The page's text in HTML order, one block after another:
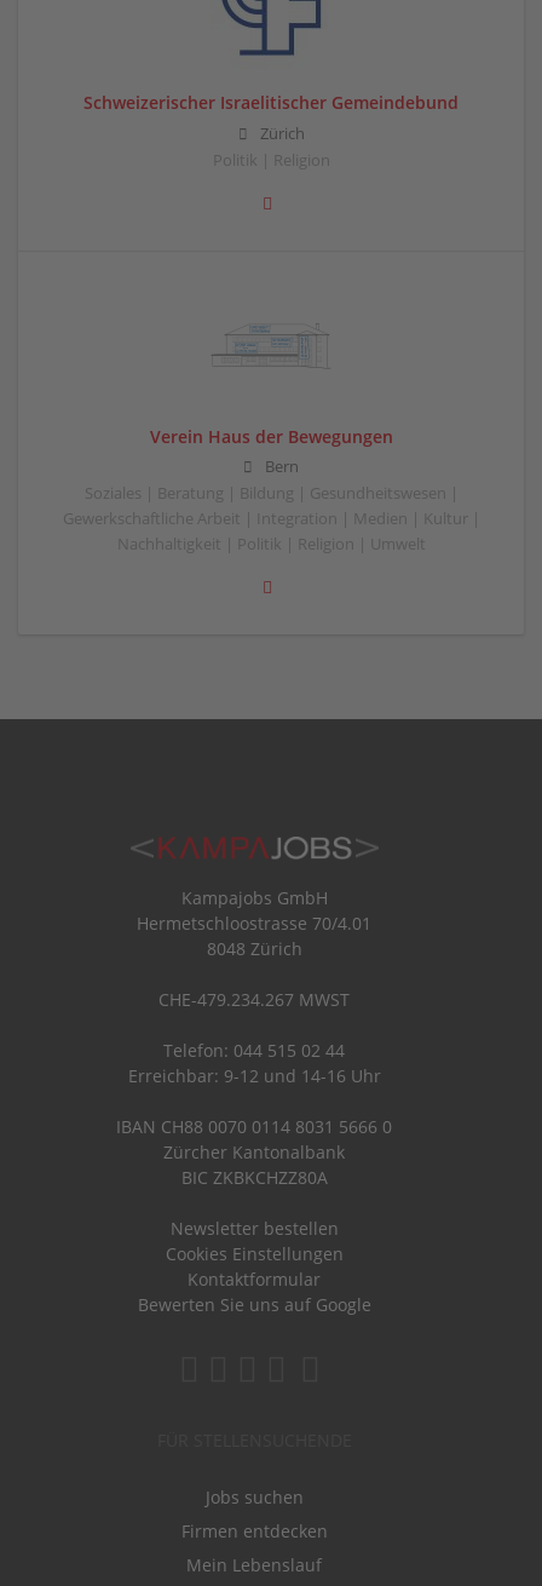
Schweizerischer Israelitischer Gemeindebund
Zürich
Politik | Religion
Verein Haus der Bewegungen
Bern
Soziales | Beratung | Bildung | Gesundheitswesen |
Gewerkschaftliche Arbeit | Integration | Medien | Kultur |
Nachhaltigkeit | Politik | Religion | Umwelt
Kampajobs GmbH
Hermetschloostrasse 70/4.01
8048 Zürich
CHE-479.234.267 MWST
Telefon: 044 515 02 44
Erreichbar: 9-12 und 14-16 Uhr
IBAN CH88 0070 0114 8031 5666 0
Zürcher Kantonalbank
BIC ZKBKCHZZ80A
Newsletter bestellen
Cookies Einstellungen
Kontaktformular
Bewerten Sie uns auf Google
Jobs suchen
Firmen entdecken
Mein Lebenslauf